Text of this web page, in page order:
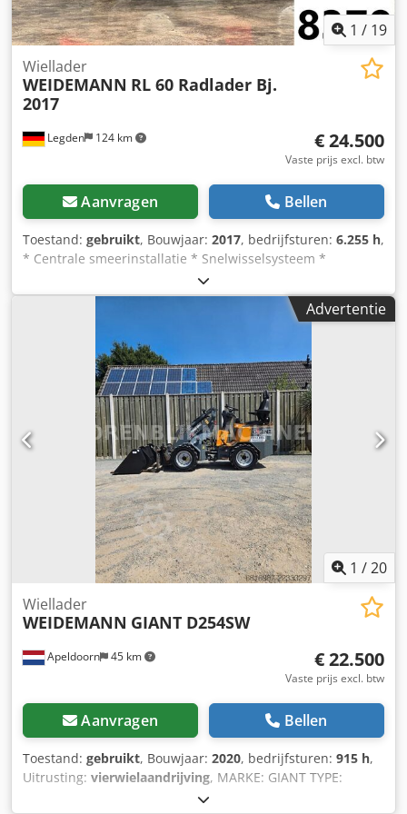
1 / 19
Legden 124 km
Wiellader
WEIDEMANN RL 60 Radlader Bj.
2017
€ 24.500
Vaste prijs excl. btw
Aanvragen Bellen
Toestand: gebruikt, Bouwjaar: 2017, bedrijfsturen: 6.255 h,
* Centrale smeerinstallatie * Snelwisselsysteem *
Motorvermogen: 75 kW Djdpfeq Nigmex Aqlokr *
Bedrijfsgewicht: 5.900 kg * Toelaatbaar totaal gewicht:
6.500 kg * 2 versnellingen ----Intern voertuignummer:
Advertentie
1 /20
Apeldoorn 45 km
Wiellader
WEIDEMANN GIANT D254SW
€ 22.500
Vaste prijs excl. btw
Aanvragen Bellen
Toestand: gebruikt, Bouwjaar: 2020, bedrijfsturen: 915 h,
Uitrusting: vierwielaandrijving, MARKE: GIANT TYPE:
D254SW BAUJAHR: 2020 CE GEMARKT: JA